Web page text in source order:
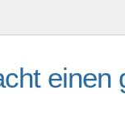
einen